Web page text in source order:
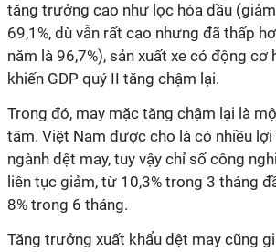
tăng trưởng cao như lọc hóa dầu
69,1%, dù vẫn rất cao nhưng đã thấp
năm là 96,7%), sản xuất xe có động cơ
khiến GDP quý II tăng chậm lại.
Trong đó, may mặc tăng chậm lại là
tâm. Việt Nam được cho là có nhiều
ngành dệt may, tuy vậy chỉ số công
liên tục giảm, từ 10,3% trong 3 tháng
8% trong 6 tháng.
Tăng trưởng xuất khẩu dệt may cũng